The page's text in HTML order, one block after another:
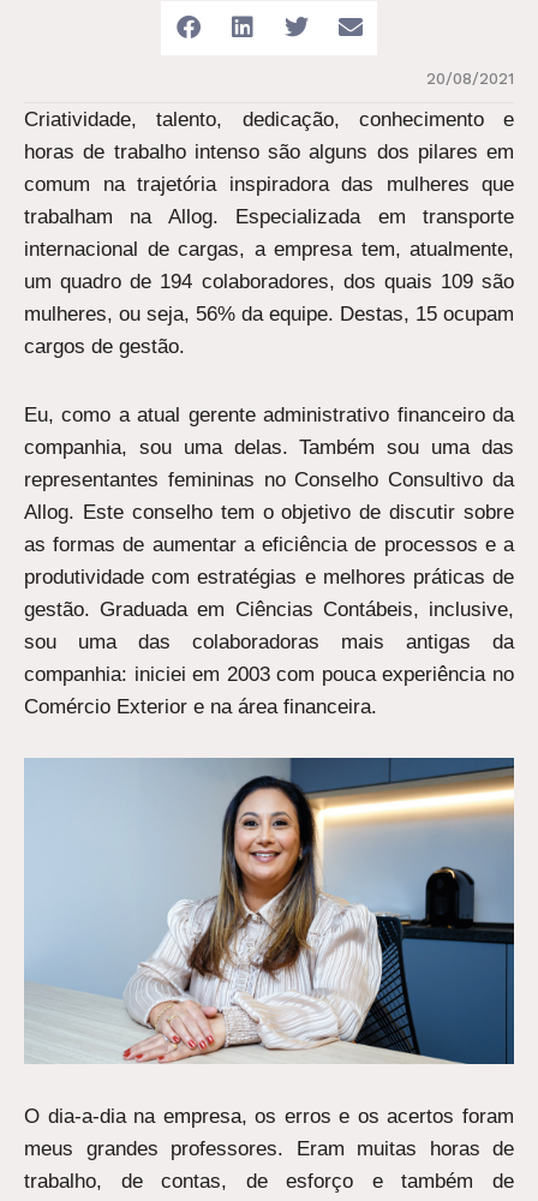
20/08/2021
Criatividade, talento, dedicação, conhecimento e
horas de trabalho intenso são alguns dos pilares em
comum na trajetória inspiradora das mulheres que
trabalham na Allog. Especializada em transporte
internacional de cargas, a empresa tem, atualmente,
um quadro de 194 colaboradores, dos quais 109 são
mulheres, ou seja, 56% da equipe. Destas, 15 ocupam
cargos de gestão.
Eu, como a atual gerente administrativo financeiro da
companhia, sou uma delas. Também sou uma das
representantes femininas no Conselho Consultivo da
Allog. Este conselho tem o objetivo de discutir sobre
as formas de aumentar a eficiência de processos e a
produtividade com estratégias e melhores práticas de
gestão. Graduada em Ciências Contábeis, inclusive,
sou uma das colaboradoras mais antigas da
companhia: iniciei em 2003 com pouca experiência no
Comércio Exterior e na área financeira.
O dia-a-dia na empresa, os erros e os acertos foram
meus grandes professores. Eram muitas horas de
trabalho, de contas, de esforço e também de